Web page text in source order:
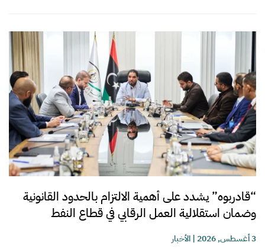
“قادربوه” يشدد على أهمية الالتزام بالحدود القانونية
وضمان استقلالية العمل الرقابي في قطاع النفط
3 أغسطس, 2026 |الأخبار